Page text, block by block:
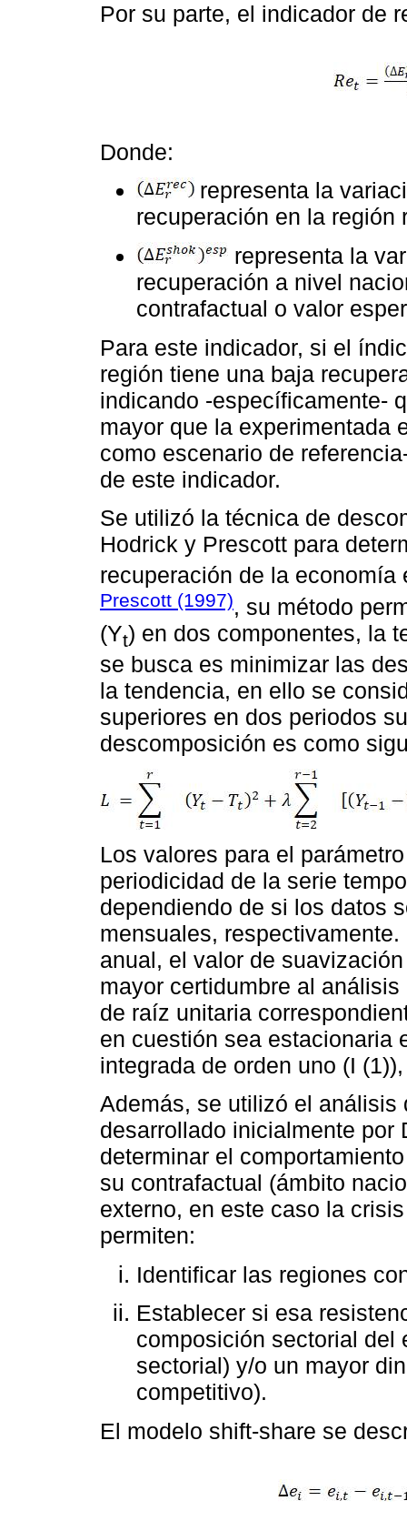
Por su parte, el indicador de
Donde:
representa la
recuperación en la región
representa la
recuperación a nivel
contrafactual o valor
Para este indicador, si el
región tiene una baja
indicando -específicamente-
mayor que la experimentada
como escenario de
de este indicador.
Se utilizó la técnica de
Hodrick y Prescott para
recuperación de la
Prescott (1997), su método
(Yt) en dos componentes, la
se busca es minimizar las
la tendencia, en ello se
superiores en dos periodos
descomposición es como
Los valores para el
periodicidad de la serie
dependiendo de si los datos
mensuales,
anual, el valor de
mayor certidumbre al
de raíz unitaria
en cuestión sea estacionaria
integrada de orden uno (I (1)),
Además, se utilizó el análisis
desarrollado inicialmente por
determinar el
su contrafactual (ámbito
externo, en este caso la
permiten:
Identificar las regiones
Establecer si esa
composición sectorial del
sectorial) y/o un mayor
competitivo).
El modelo shift-share se